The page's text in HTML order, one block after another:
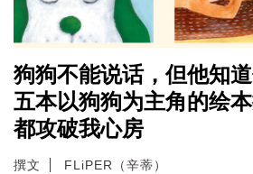
狗狗不能说话，但他知
五本以狗狗为主角的绘
都攻破我心房
撰文 FLiPER（辛蒂）